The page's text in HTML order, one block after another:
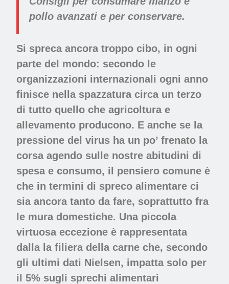
pollo avanzati e per conservare.
Si spreca ancora troppo cibo, in ogni
parte del mondo: secondo le
organizzazioni internazionali ogni anno
finisce nella spazzatura circa un terzo
di tutto quello che agricoltura e
allevamento producono. E anche se la
pressione del virus ha un po’ frenato la
corsa agendo sulle nostre abitudini di
spesa e consumo, il pensiero comune è
che in termini di spreco alimentare ci
sia ancora tanto da fare, soprattutto fra
le mura domestiche. Una piccola
virtuosa eccezione è rappresentata
dalla la filiera della carne che, secondo
gli ultimi dati Nielsen, impatta solo per
il 5% sugli sprechi alimentari